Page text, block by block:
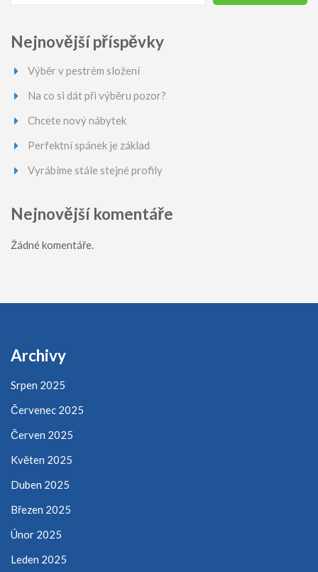
Nejnovější příspěvky
Výběr v pestrém složení
Na co si dát při výběru pozor?
Chcete nový nábytek
Perfektní spánek je základ
Vyrábíme stále stejné profily
Nejnovější komentáře
Žádné komentáře.
Archivy
Srpen 2025
Červenec 2025
Červen 2025
Květen 2025
Duben 2025
Březen 2025
Únor 2025
Leden 2025